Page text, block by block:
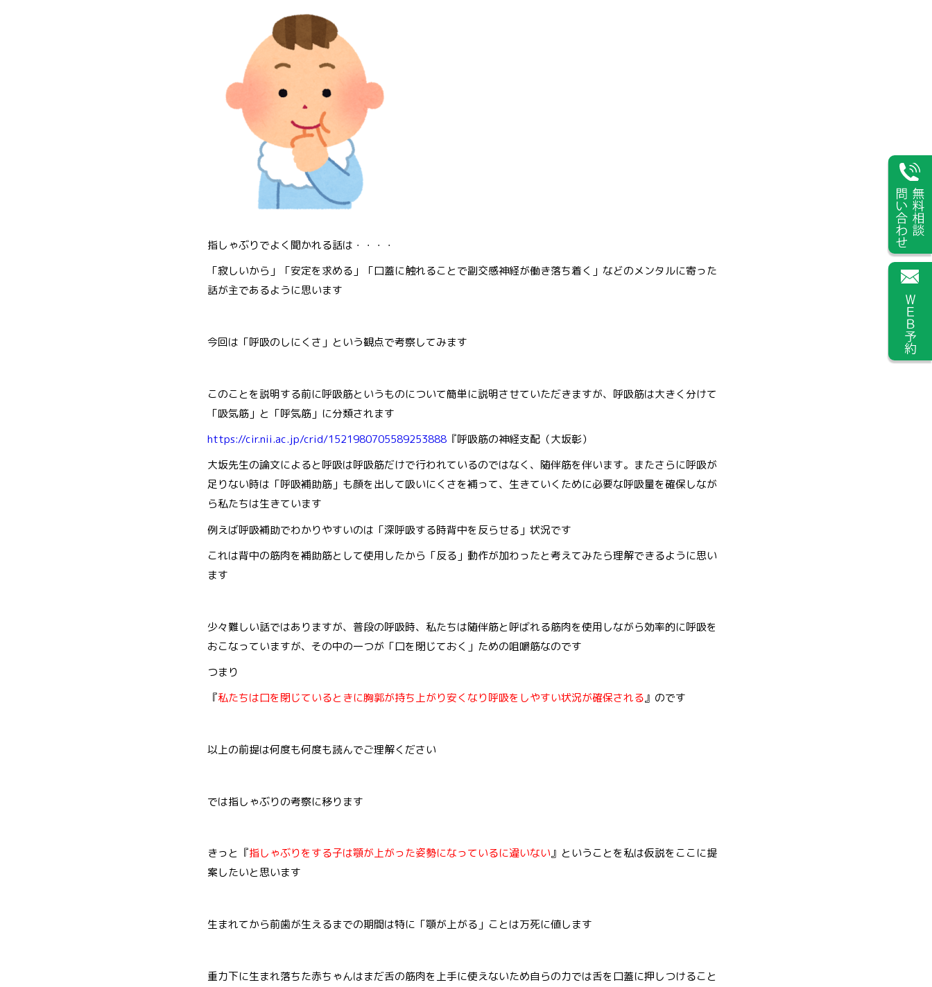
指しゃぶりでよく聞かれる話は・・・・
「寂しいから」「安定を求める」「口蓋に触れることで副交感神経が働き落ち着く」などのメンタルに寄った
話が主であるように思います
今回は「呼吸のしにくさ」という観点で考察してみます
このことを説明する前に呼吸筋というものについて簡単に説明させていただきますが、呼吸筋は大きく分けて
「吸気筋」と「呼気筋」に分類されます
https://cir.nii.ac.jp/crid/1521980705589253888『呼吸筋の神経支配（大坂彰）
大坂先生の論文によると呼吸は呼吸筋だけで行われているのではなく、随伴筋を伴います。またさらに呼吸が
足りない時は「呼吸補助筋」も顔を出して吸いにくさを補って、生きていくために必要な呼吸量を確保しなが
ら私たちは生きています
例えば呼吸補助でわかりやすいのは「深呼吸する時背中を反らせる」状況です
これは背中の筋肉を補助筋として使用したから「反る」動作が加わったと考えてみたら理解できるように思い
ます
少々難しい話ではありますが、普段の呼吸時、私たちは随伴筋と呼ばれる筋肉を使用しながら効率的に呼吸を
おこなっていますが、その中の一つが「口を閉じておく」ための咀嚼筋なのです
つまり
『私たちは口を閉じているときに胸郭が持ち上がり安くなり呼吸をしやすい状況が確保される』のです
以上の前提は何度も何度も読んでご理解ください
では指しゃぶりの考察に移ります
きっと『指しゃぶりをする子は顎が上がった姿勢になっているに違いない』ということを私は仮説をここに提
案したいと思います
生まれてから前歯が生えるまでの期間は特に「顎が上がる」ことは万死に値します
重力下に生まれ落ちた赤ちゃんはまだ舌の筋肉を上手に使えないため自らの力では舌を口蓋に押しつけること